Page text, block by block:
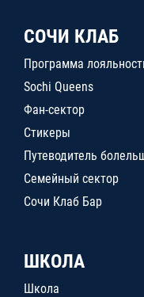
СОЧИ КЛАБ
Программа
Sochi Queens
Фан-сектор
Стикеры
Путеводитель
Семейный сектор
Сочи Клаб Бар
ШКОЛА
Школа